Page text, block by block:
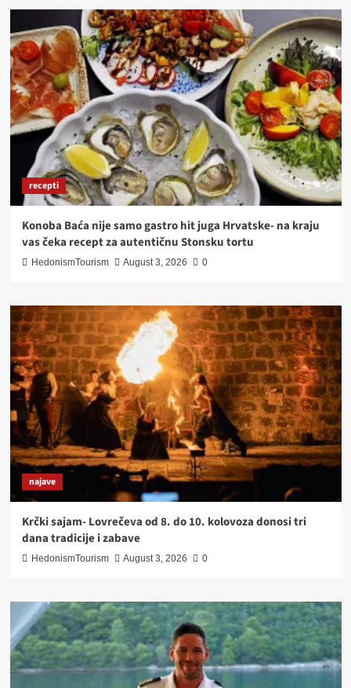
recepti
Konoba Baća nije samo gastro hit juga Hrvatske- na kraju
vas čeka recept za autentičnu Stonsku tortu
HedonismTourism August 3, 2026 0
najave
Krčki sajam- Lovrečeva od 8. do 10. kolovoza donosi tri
dana tradicije i zabave
HedonismTourism August 3, 2026 0